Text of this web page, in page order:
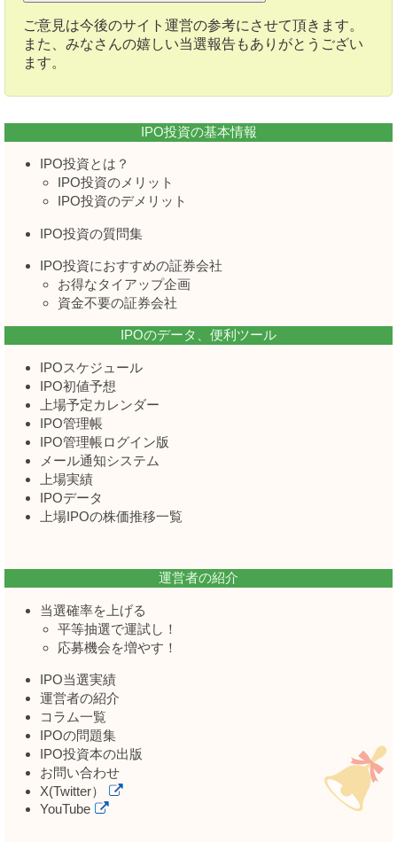
ご意見は今後のサイト運営の参考にさせて頂きます。
また、みなさんの嬉しい当選報告もありがとうござい
ます。
IPO投資の基本情報
IPO投資とは？
IPO投資のメリット
IPO投資のデメリット
IPO投資の質問集
IPO投資におすすめの証券会社
お得なタイアップ企画
資金不要の証券会社
IPOのデータ、便利ツール
IPOスケジュール
IPO初値予想
上場予定カレンダー
IPO管理帳
IPO管理帳ログイン版
メール通知システム
上場実績
IPOデータ
上場IPOの株価推移一覧
運営者の紹介
当選確率を上げる
平等抽選で運試し！
応募機会を増やす！
IPO当選実績
運営者の紹介
コラム一覧
IPOの問題集
IPO投資本の出版
お問い合わせ
X(Twitter）
YouTube